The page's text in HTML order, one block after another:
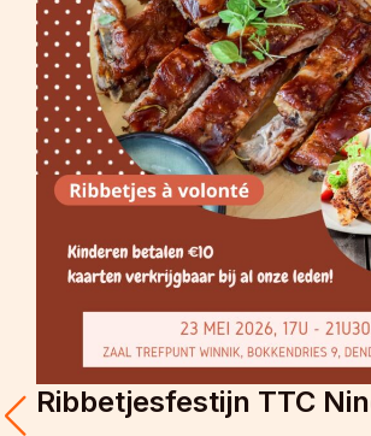
Ribbetjesfestijn TTC